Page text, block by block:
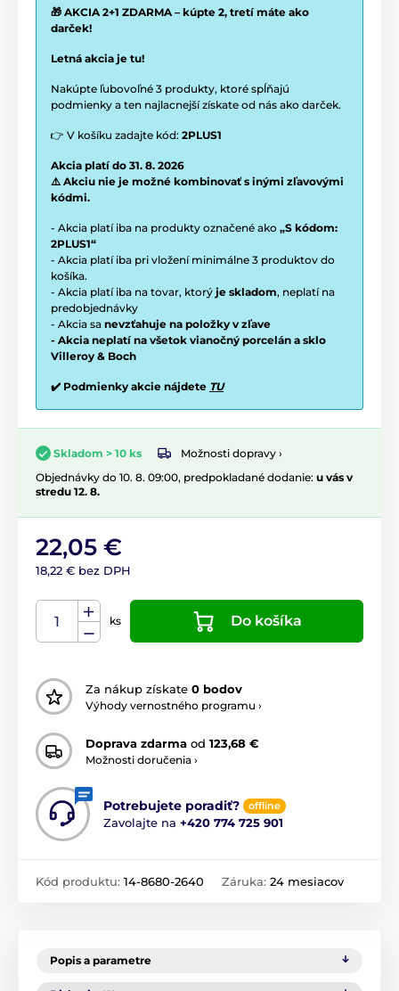
🎁 AKCIA 2+1 ZDARMA – kúpte 2, tretí máte ako
darček!
Letná akcia je tu!
Nakúpte ľubovoľné 3 produkty, ktoré spĺňajú
podmienky a ten najlacnejší získate od nás ako darček.
👉 V košíku zadajte kód: 2PLUS1
Akcia platí do 31. 8. 2026
⚠️ Akciu nie je možné kombinovať s inými zľavovými
kódmi.
- Akcia platí iba na produkty označené ako „S kódom:
2PLUS1“
- Akcia platí iba pri vložení minimálne 3 produktov do
košíka.
- Akcia platí iba na tovar, ktorý je skladom, neplatí na
predobjednávky
- Akcia sa nevzťahuje na položky v zľave
- Akcia neplatí na všetok vianočný porcelán a sklo
Villeroy & Boch
✔️ Podmienky akcie nájdete TU
Skladom > 10 ks
Možnosti dopravy ›
Objednávky do 10. 8. 09:00, predpokladané dodanie: u vás v
stredu 12. 8.
22,05 €
18,22 € bez DPH
ks Do košíka
Za nákup získate 0 bodov
Výhody vernostného programu ›
Doprava zdarma od 123,68 €
Možnosti doručenia ›
Potrebujete poradiť? offline
Zavolajte na +420 774 725 901
Kód produktu: 14-8680-2640 Záruka: 24 mesiacov
Popis a parametre